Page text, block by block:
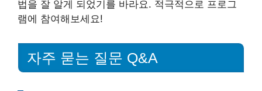
법을 잘 알게 되었기를 바라요. 적극적으로 프로그
램에 참여해보세요!
자주 묻는 질문 Q&A